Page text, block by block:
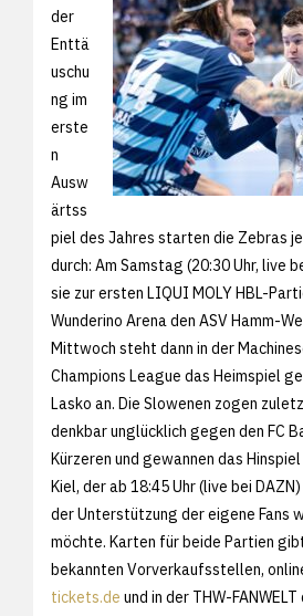
der
Enttä
uschu
ng im
erste
n
Ausw
ärtss
piel des Jahres starten die Zebras
durch: Am Samstag (20:30 Uhr, live
sie zur ersten LIQUI MOLY HBL-
Wunderino Arena den ASV Hamm-
Mittwoch steht dann in der
Champions League das Heimspiel
Lasko an. Die Slowenen zogen
denkbar unglücklich gegen den FC
Kürzeren und gewannen das
Kiel, der ab 18:45 Uhr (live bei
der Unterstützung der eigene Fans
möchte. Karten für beide Partien
bekannten Vorverkaufsstellen,
tickets.de und in der THW-